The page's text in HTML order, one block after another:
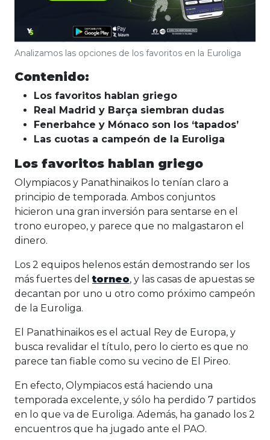
Analizamos las opciones de los favoritos en la Euroliga
Contenido:
Los favoritos hablan griego
Real Madrid y Barça siembran dudas
Fenerbahce y Mónaco son los ‘tapados’
Las cuotas a campeón de la Euroliga
Los favoritos hablan griego
Olympiacos y Panathinaikos lo tenían claro a
principio de temporada. Ambos conjuntos
hicieron una gran inversión para sentarse en el
trono europeo, y parece que no malgastaron el
dinero.
Los 2 equipos helenos están demostrando ser los
más fuertes deltorneo, y las casas de apuestas se
decantan por uno u otro como próximo campeón
de la Euroliga.
El Panathinaikos es el actual Rey de Europa, y
busca revalidar el título, pero lo cierto es que no
parece tan fiable como su vecino de El Pireo.
En efecto, Olympiacos está haciendo una
temporada excelente, y sólo ha perdido 7 partidos
en lo que va de Euroliga. Además, ha ganado los 2
encuentros que ha jugado ante el PAO.